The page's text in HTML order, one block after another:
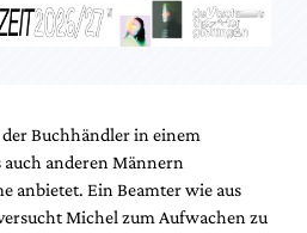
Buchhändler in einem
anderen Männern
anbietet. Ein Beamter wie aus
Michel zum Aufwachen zu